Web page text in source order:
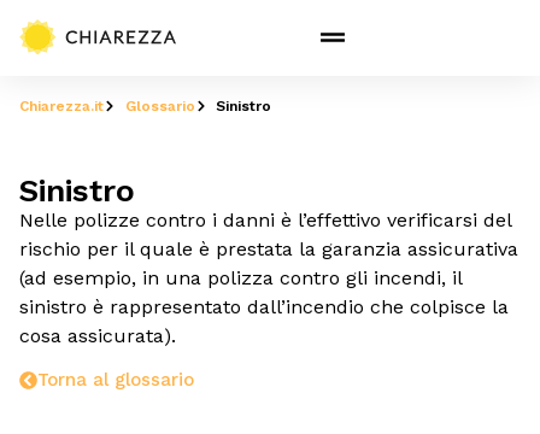
Chiarezza.it Glossario Sinistro
Sinistro
Nelle polizze contro i danni è l’effettivo verificarsi del
rischio per il quale è prestata la garanzia assicurativa
(ad esempio, in una polizza contro gli incendi, il
sinistro è rappresentato dall’incendio che colpisce la
cosa assicurata).
Torna al glossario